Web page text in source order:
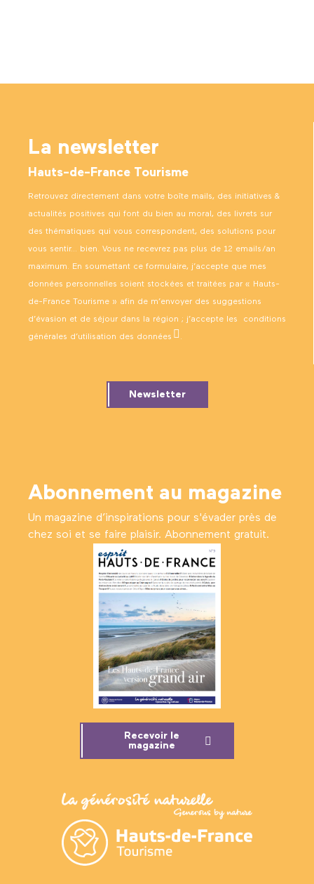
La newsletter
Hauts-de-France Tourisme
Retrouvez directement dans votre boîte mails, des initiatives &
actualités positives qui font du bien au moral, des livrets sur
des thématiques qui vous correspondent, des solutions pour
vous sentir… bien. Vous ne recevrez pas plus de 12 emails/an
maximum. En soumettant ce formulaire, j’accepte que mes
données personnelles soient stockées et traitées par « Hauts-
de-France Tourisme » afin de m’envoyer des suggestions
d’évasion et de séjour dans la région ; j’accepte les conditions
générales d’utilisation des données .
Newsletter
Abonnement au magazine
Un magazine d’inspirations pour s'évader près de
chez soi et se faire plaisir. Abonnement gratuit.
Recevoir le
magazine